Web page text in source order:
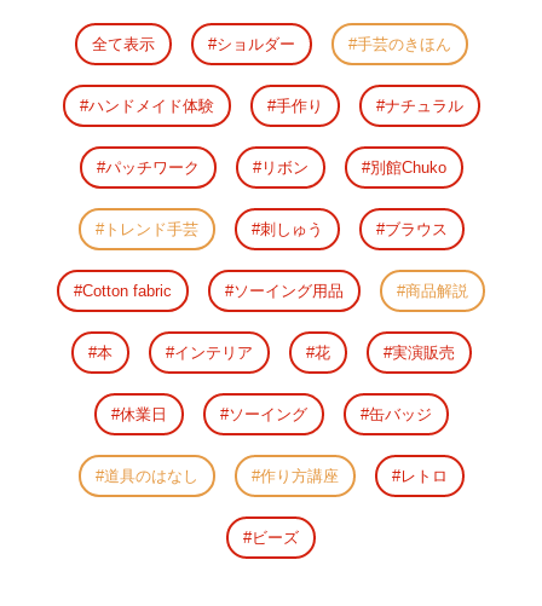
全て表示 ショルダー 手芸のきほん
ハンドメイド体験 手作り ナチュラル
パッチワーク リボン 別館Chuko
トレンド手芸 刺しゅう ブラウス
Cotton fabric ソーイング用品 商品解説
本 インテリア 花 実演販売
休業日 ソーイング 缶バッジ
道具のはなし 作り方講座 レトロ
ビーズ